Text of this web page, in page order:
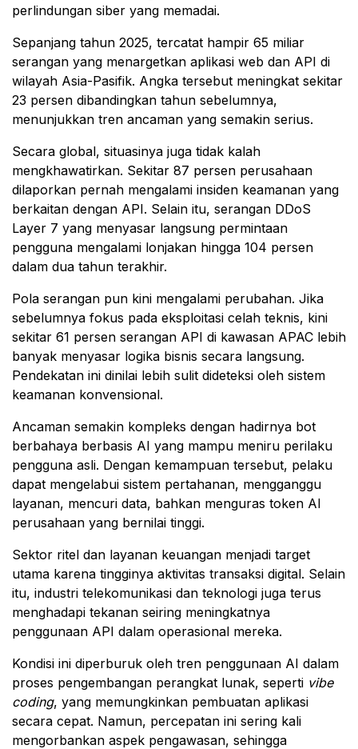
perlindungan siber yang memadai.
Sepanjang tahun 2025, tercatat hampir 65 miliar
serangan yang menargetkan aplikasi web dan API di
wilayah Asia-Pasifik. Angka tersebut meningkat sekitar
23 persen dibandingkan tahun sebelumnya,
menunjukkan tren ancaman yang semakin serius.
Secara global, situasinya juga tidak kalah
mengkhawatirkan. Sekitar 87 persen perusahaan
dilaporkan pernah mengalami insiden keamanan yang
berkaitan dengan API. Selain itu, serangan DDoS
Layer 7 yang menyasar langsung permintaan
pengguna mengalami lonjakan hingga 104 persen
dalam dua tahun terakhir.
Pola serangan pun kini mengalami perubahan. Jika
sebelumnya fokus pada eksploitasi celah teknis, kini
sekitar 61 persen serangan API di kawasan APAC lebih
banyak menyasar logika bisnis secara langsung.
Pendekatan ini dinilai lebih sulit dideteksi oleh sistem
keamanan konvensional.
Ancaman semakin kompleks dengan hadirnya bot
berbahaya berbasis AI yang mampu meniru perilaku
pengguna asli. Dengan kemampuan tersebut, pelaku
dapat mengelabui sistem pertahanan, mengganggu
layanan, mencuri data, bahkan menguras token AI
perusahaan yang bernilai tinggi.
Sektor ritel dan layanan keuangan menjadi target
utama karena tingginya aktivitas transaksi digital. Selain
itu, industri telekomunikasi dan teknologi juga terus
menghadapi tekanan seiring meningkatnya
penggunaan API dalam operasional mereka.
Kondisi ini diperburuk oleh tren penggunaan AI dalam
proses pengembangan perangkat lunak, seperti vibe
coding, yang memungkinkan pembuatan aplikasi
secara cepat. Namun, percepatan ini sering kali
mengorbankan aspek pengawasan, sehingga